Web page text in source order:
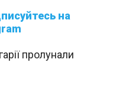
пролунали